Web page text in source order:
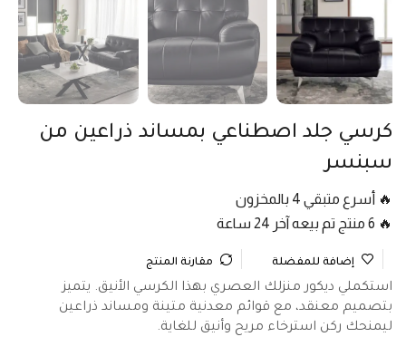
كرسي جلد اصطناعي بمساند ذراعين من
سبنسر
🔥 أسرع متبقي 4 بالمخزون
🔥 6 منتج تم بيعه آخر 24 ساعة
إضافة للمفضلة مقارنة المنتج
استكملي ديكور منزلك العصري بهذا الكرسي الأنيق. يتميز
بتصميم معنقد، مع قوائم معدنية متينة ومساند ذراعين
ليمنحك ركن استرخاء مريح وأنيق للغاية.